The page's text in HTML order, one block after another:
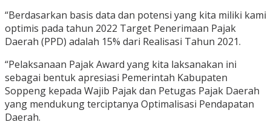
“Berdasarkan basis data dan potensi yang kita miliki kami
optimis pada tahun 2022 Target Penerimaan Pajak
Daerah (PPD) adalah 15% dari Realisasi Tahun 2021.
“Pelaksanaan Pajak Award yang kita laksanakan ini
sebagai bentuk apresiasi Pemerintah Kabupaten
Soppeng kepada Wajib Pajak dan Petugas Pajak Daerah
yang mendukung terciptanya Optimalisasi Pendapatan
Daerah.